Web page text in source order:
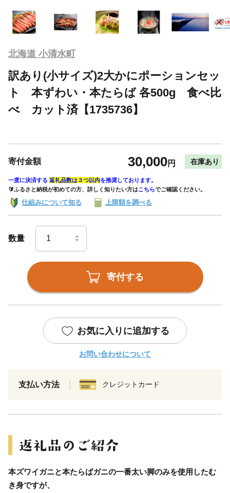
北海道 小清水町
訳あり(小サイズ)2大かにポーションセッ
ト 本ずわい・本たらば 各500g 食べ比
べ カット済【1735736】
寄付金額 30,000円 在庫あり
一度に決済する 返礼品数は３つ以内を推奨しております。
🔰ふるさと納税が初めての方、詳しく知りたい方はこちらでご確認ください。
仕組みについて知る 上限額を調べる
数量
寄付する
お気に入りに追加する
お問い合わせについて
支払い方法 クレジットカード
本ズワイガニと本たらばガニの一番太い脚のみを使用したむ
き身ですが、